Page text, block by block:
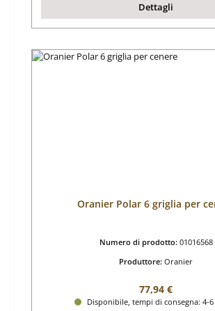
Dettagli
Oranier Polar 6 griglia per
Numero di prodotto: 01016568
Produttore: Oranier
Prezzo normale:
77,94 €
Disponibile, tempi di consegna: 4-